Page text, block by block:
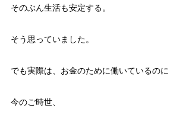
そのぶん生活も安定する。
そう思っていました。
でも実際は、お金のために働いているのに
今のご時世、